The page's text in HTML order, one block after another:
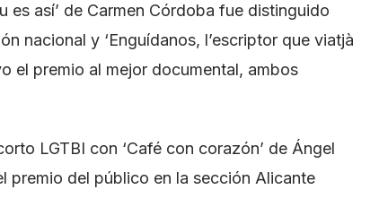
es así’ de Carmen Córdoba fue distinguido
nacional y ‘Enguídanos, l’escriptor que viatjà
el premio al mejor documental, ambos
LGTBI con ‘Café con corazón’ de Ángel
premio del público en la sección Alicante